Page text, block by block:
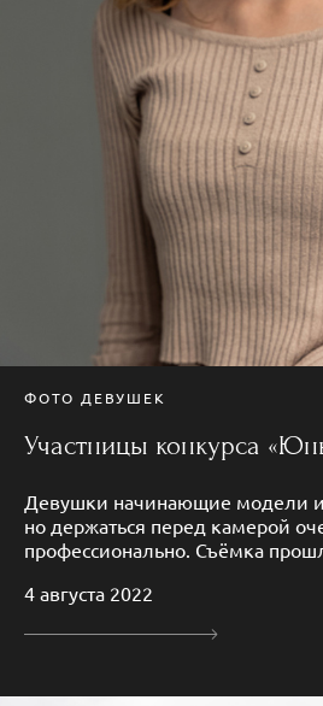
ФОТО ДЕВУШЕК
Участницы конкурса
Девушки начинающие модели
но держаться перед камерой
профессионально. Съёмка
4 августа 2022